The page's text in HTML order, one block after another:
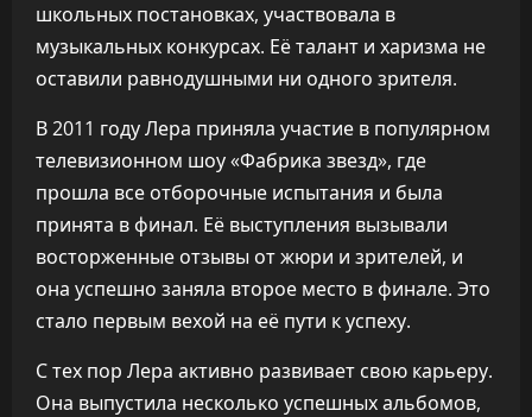
школьных постановках, участвовала в
музыкальных конкурсах. Её талант и харизма не
оставили равнодушными ни одного зрителя.
В 2011 году Лера приняла участие в популярном
телевизионном шоу «Фабрика звезд», где
прошла все отборочные испытания и была
принята в финал. Её выступления вызывали
восторженные отзывы от жюри и зрителей, и
она успешно заняла второе место в финале. Это
стало первым вехой на её пути к успеху.
С тех пор Лера активно развивает свою карьеру.
Она выпустила несколько успешных альбомов,